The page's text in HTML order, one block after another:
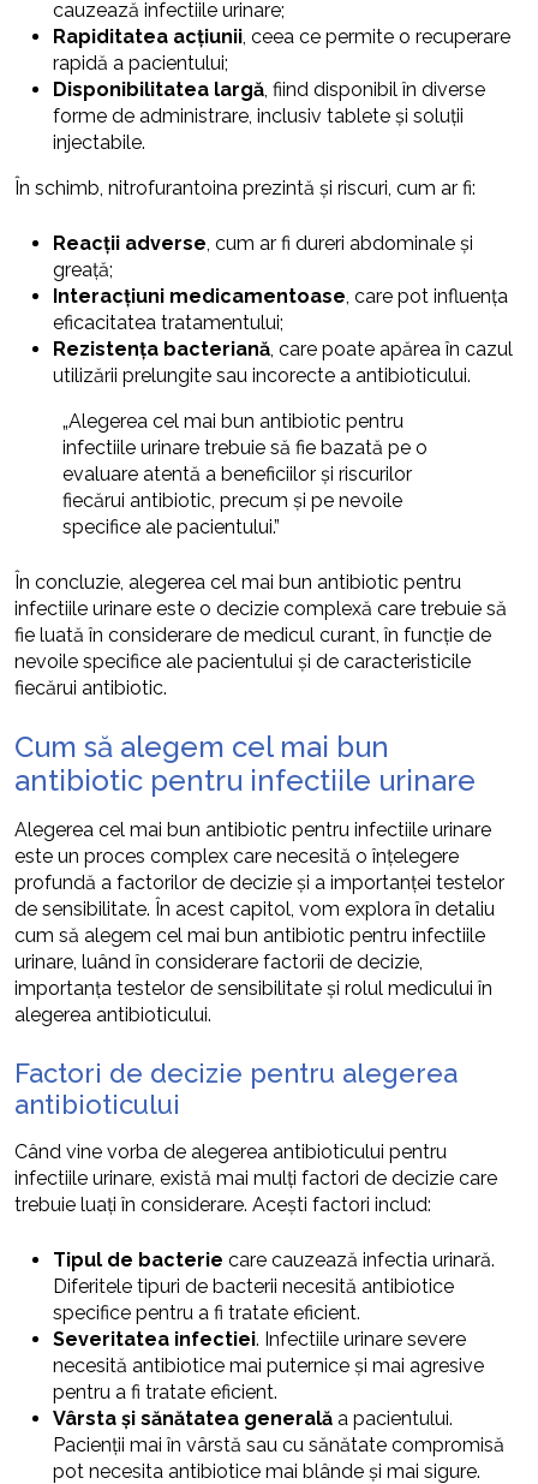
cauzează infectiile urinare;
Rapiditatea acțiunii , ceea ce permite o recuperare
rapidă a pacientului;
Disponibilitatea largă , fiind disponibil în diverse
forme de administrare, inclusiv tablete și soluții
injectabile.
În schimb, nitrofurantoina prezintă și riscuri, cum ar fi:
Reacții adverse , cum ar fi dureri abdominale și
greață;
Interacțiuni medicamentoase , care pot influența
eficacitatea tratamentului;
Rezistența bacteriană , care poate apărea în cazul
utilizării prelungite sau incorecte a antibioticului.
„Alegerea cel mai bun antibiotic pentru
infectiile urinare trebuie să fie bazată pe o
evaluare atentă a beneficiilor și riscurilor
fiecărui antibiotic, precum și pe nevoile
specifice ale pacientului.”
În concluzie, alegerea cel mai bun antibiotic pentru
infectiile urinare este o decizie complexă care trebuie să
fie luată în considerare de medicul curant, în funcție de
nevoile specifice ale pacientului și de caracteristicile
fiecărui antibiotic.
Cum să alegem cel mai bun
antibiotic pentru infectiile urinare
Alegerea cel mai bun antibiotic pentru infectiile urinare
este un proces complex care necesită o înțelegere
profundă a factorilor de decizie și a importanței testelor
de sensibilitate. În acest capitol, vom explora în detaliu
cum să alegem cel mai bun antibiotic pentru infectiile
urinare, luând în considerare factorii de decizie,
importanța testelor de sensibilitate și rolul medicului în
alegerea antibioticului.
Factori de decizie pentru alegerea
antibioticului
Când vine vorba de alegerea antibioticului pentru
infectiile urinare, există mai mulți factori de decizie care
trebuie luați în considerare. Acești factori includ:
Tipul de bacterie care cauzează infectia urinară.
Diferitele tipuri de bacterii necesită antibiotice
specifice pentru a fi tratate eficient.
Severitatea infectiei. Infectiile urinare severe
necesită antibiotice mai puternice și mai agresive
pentru a fi tratate eficient.
Vârsta și sănătatea generală a pacientului.
Pacienții mai în vârstă sau cu sănătate compromisă
pot necesita antibiotice mai blânde și mai sigure.